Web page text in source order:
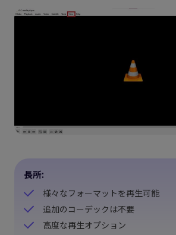
長所:
様々なフォーマットを再生可能
追加のコーデックは不要
高度な再生オプション